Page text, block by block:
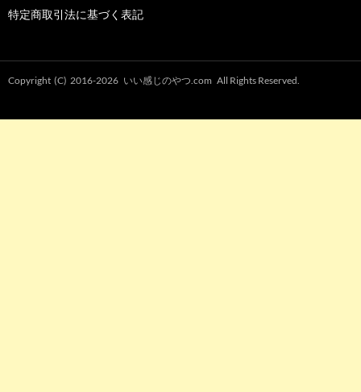
特定商取引法に基づく表記
Copyright (C) 2016-2026 いい感じのやつ.com All Rights Reserved.